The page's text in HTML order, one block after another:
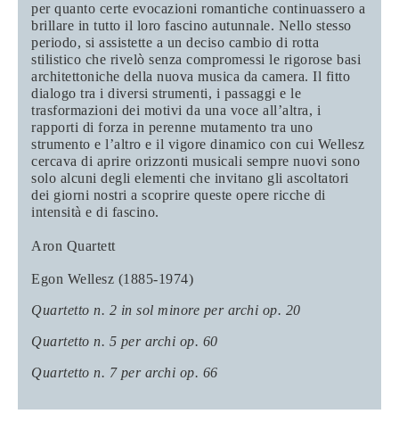
per quanto certe evocazioni romantiche continuassero a
brillare in tutto il loro fascino autunnale. Nello stesso
periodo, si assistette a un deciso cambio di rotta
stilistico che rivelò senza compromessi le rigorose basi
architettoniche della nuova musica da camera. Il fitto
dialogo tra i diversi strumenti, i passaggi e le
trasformazioni dei motivi da una voce all’altra, i
rapporti di forza in perenne mutamento tra uno
strumento e l’altro e il vigore dinamico con cui Wellesz
cercava di aprire orizzonti musicali sempre nuovi sono
solo alcuni degli elementi che invitano gli ascoltatori
dei giorni nostri a scoprire queste opere ricche di
intensità e di fascino.
Aron Quartett
Egon Wellesz (1885-1974)
Quartetto n. 2 in sol minore per archi op. 20
Quartetto n. 5 per archi op. 60
Quartetto n. 7 per archi op. 66